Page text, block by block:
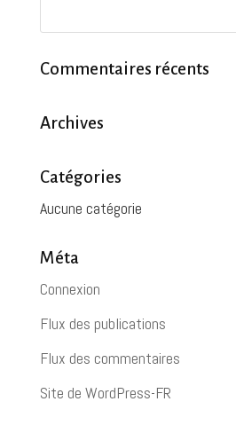
Commentaires récents
Archives
Catégories
Aucune catégorie
Méta
Connexion
Flux des publications
Flux des commentaires
Site de WordPress-FR